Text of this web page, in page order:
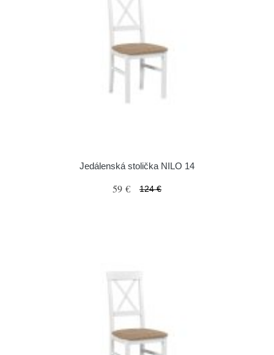
Jedálenská stolička NILO 14
59 € 124 €